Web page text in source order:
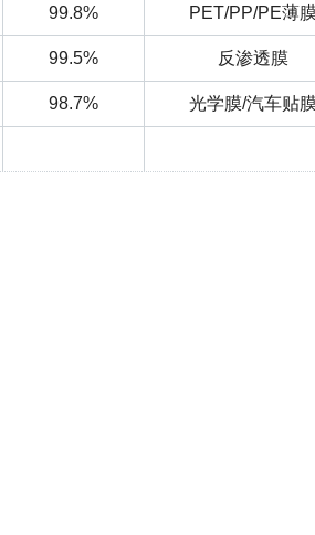
99.8% PET/PP/PE薄
99.5% 反渗透膜
98.7% 光学膜/汽车贴